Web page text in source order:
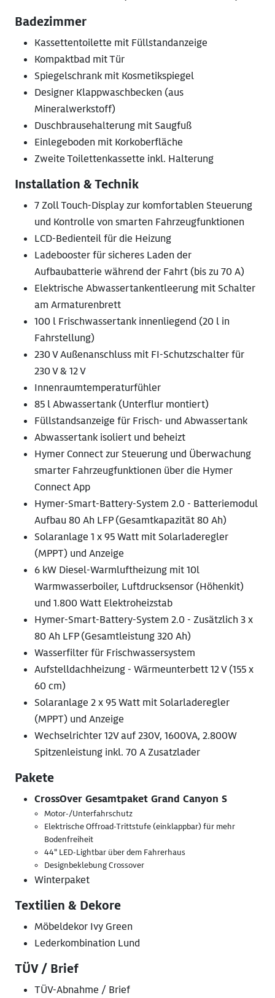
Badezimmer
Kassettentoilette mit Füllstandanzeige
Kompaktbad mit Tür
Spiegelschrank mit Kosmetikspiegel
Designer Klappwaschbecken (aus
Mineralwerkstoff)
Duschbrausehalterung mit Saugfuß
Einlegeboden mit Korkoberfläche
Zweite Toilettenkassette inkl. Halterung
Installation & Technik
7 Zoll Touch-Display zur komfortablen Steuerung
und Kontrolle von smarten Fahrzeugfunktionen
LCD-Bedienteil für die Heizung
Ladebooster für sicheres Laden der
Aufbaubatterie während der Fahrt (bis zu 70 A)
Elektrische Abwassertankentleerung mit Schalter
am Armaturenbrett
100 l Frischwassertank innenliegend (20 l in
Fahrstellung)
230 V Außenanschluss mit FI-Schutzschalter für
230 V & 12 V
Innenraumtemperaturfühler
85 l Abwassertank (Unterflur montiert)
Füllstandsanzeige für Frisch- und Abwassertank
Abwassertank isoliert und beheizt
Hymer Connect zur Steuerung und Überwachung
smarter Fahrzeugfunktionen über die Hymer
Connect App
Hymer-Smart-Battery-System 2.0 - Batteriemodul
Aufbau 80 Ah LFP (Gesamtkapazität 80 Ah)
Solaranlage 1 x 95 Watt mit Solarladeregler
(MPPT) und Anzeige
6 kW Diesel-Warmluftheizung mit 10l
Warmwasserboiler, Luftdrucksensor (Höhenkit)
und 1.800 Watt Elektroheizstab
Hymer-Smart-Battery-System 2.0 - Zusätzlich 3 x
80 Ah LFP (Gesamtleistung 320 Ah)
Wasserfilter für Frischwassersystem
Aufstelldachheizung - Wärmeunterbett 12 V (155 x
60 cm)
Solaranlage 2 x 95 Watt mit Solarladeregler
(MPPT) und Anzeige
Wechselrichter 12V auf 230V, 1600VA, 2.800W
Spitzenleistung inkl. 70 A Zusatzlader
Pakete
CrossOver Gesamtpaket Grand Canyon S
Motor-/Unterfahrschutz
Elektrische Offroad-Trittstufe (einklappbar) für mehr
Bodenfreiheit
44" LED-Lightbar über dem Fahrerhaus
Designbeklebung Crossover
Winterpaket
Textilien & Dekore
Möbeldekor Ivy Green
Lederkombination Lund
TÜV / Brief
TÜV-Abnahme / Brief